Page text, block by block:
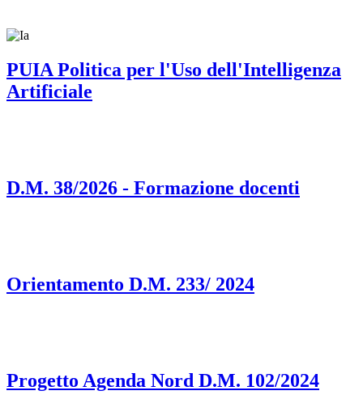
PUIA Politica per l'Uso dell'Intelligenza
Artificiale
D.M. 38/2026 - Formazione docenti
Orientamento D.M. 233/ 2024
Progetto Agenda Nord D.M. 102/2024